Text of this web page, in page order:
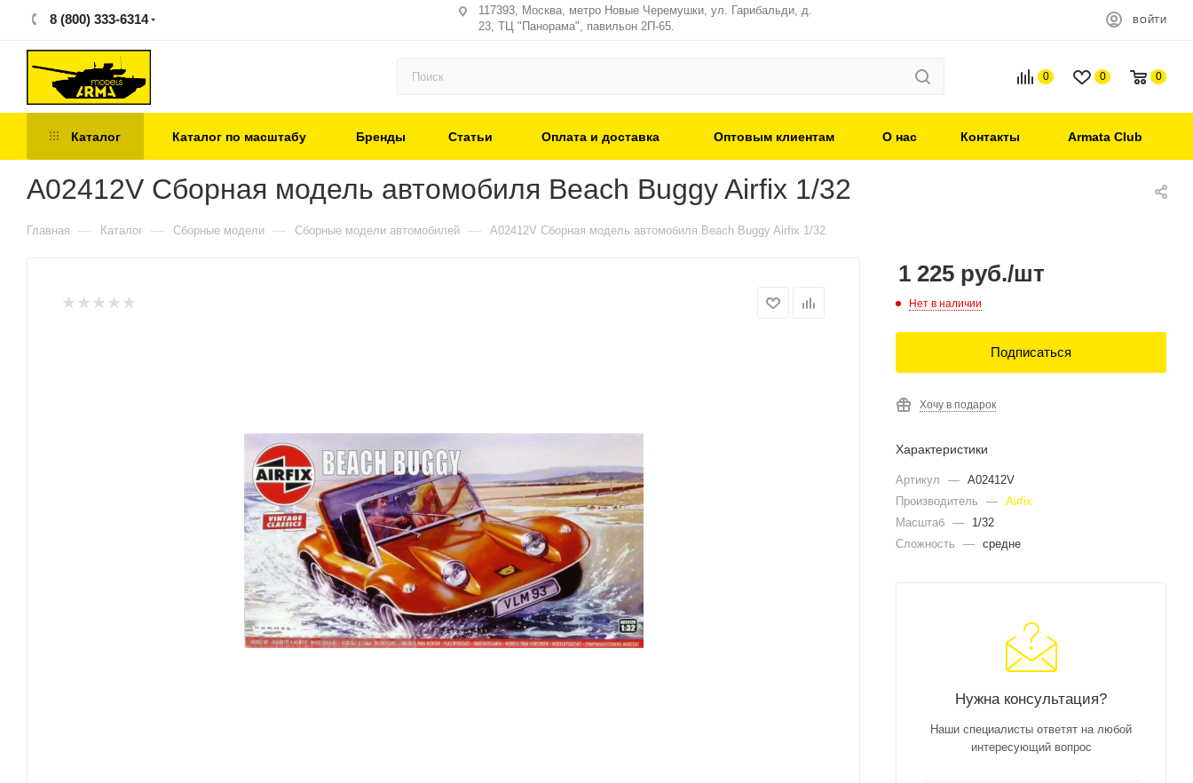
8 (800) 333-6314
117393, Москва, метро Новые Черемушки, ул. Гарибальди, д.
23, ТЦ "Панорама", павильон 2П-65.
ВОЙТИ
0 0 0
Каталог Каталог по масштабу Бренды Статьи Оплата и доставка Оптовым клиентам О нас Контакты Armata Club
A02412V Сборная модель автомобиля Beach Buggy Airfix 1/32
Главная — Каталог — Сборные модели — Сборные модели автомобилей — A02412V Сборная модель автомобиля Beach Buggy Airfix 1/32
1 225 руб./шт
Нет в наличии
Подписаться
Хочу в подарок
Характеристики
Артикул — A02412V
Производитель
— Airfix
Масштаб —
1/32
Сложность
— средне
Нужна консультация?
Наши специалисты ответят на любой
интересующий вопрос